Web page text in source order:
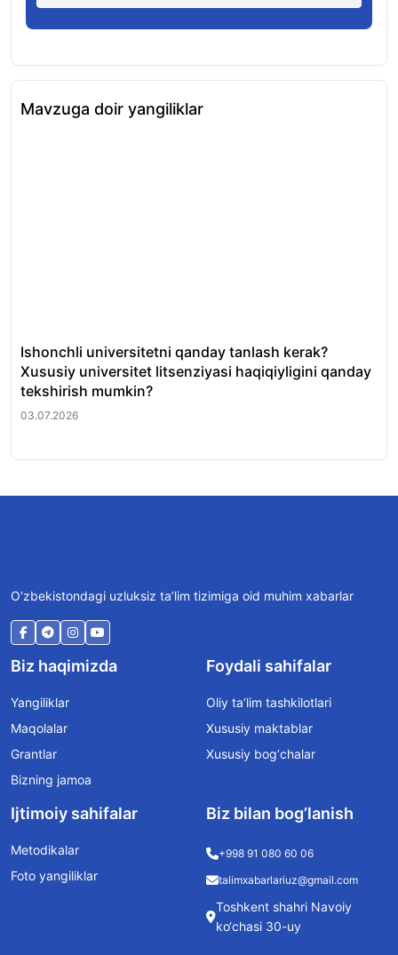
Mavzuga doir yangiliklar
Ishonchli universitetni qanday tanlash kerak?
Xususiy universitet litsenziyasi haqiqiyligini qanday
tekshirish mumkin?
03.07.2026
O‘zbekistondagi uzluksiz ta’lim tizimiga oid muhim xabarlar
Biz haqimizda
Yangiliklar
Maqolalar
Grantlar
Bizning jamoa
Foydali sahifalar
Oliy ta’lim tashkilotlari
Xususiy maktablar
Xususiy bog‘chalar
Ijtimoiy sahifalar
Metodikalar
Foto yangiliklar
Biz bilan bog’lanish
+998 91 080 60 06
talimxabarlariuz@gmail.com
Toshkent shahri Navoiy
ko‘chasi 30-uy